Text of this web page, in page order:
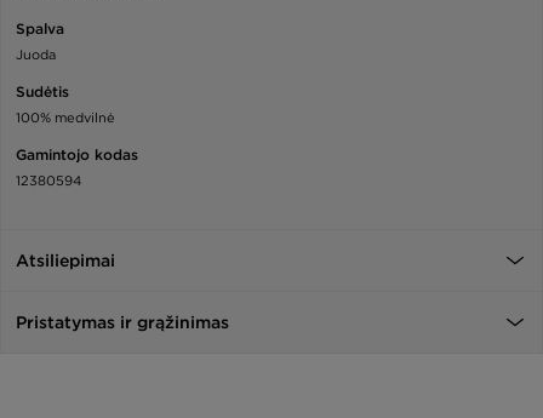
Spalva
Juoda
Sudėtis
100% medvilnė
Gamintojo kodas
12380594
Atsiliepimai
Pristatymas ir grąžinimas